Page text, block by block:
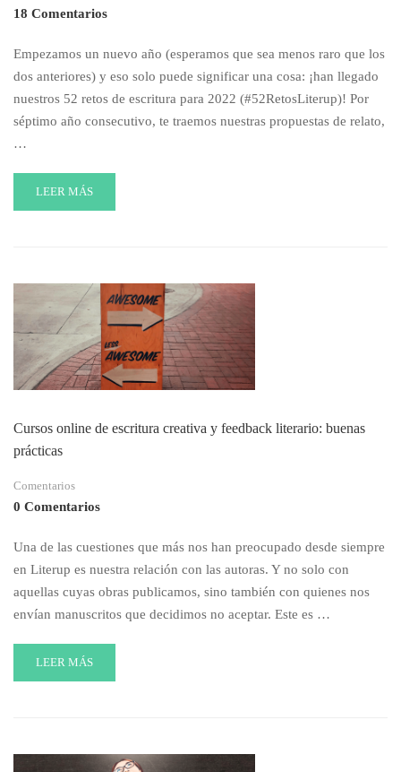
18 Comentarios
Empezamos un nuevo año (esperamos que sea menos raro que los
dos anteriores) y eso solo puede significar una cosa: ¡han llegado
nuestros 52 retos de escritura para 2022 (#52RetosLiterup)! Por
séptimo año consecutivo, te traemos nuestras propuestas de relato,
…
READ
MORE
ESCRITURA
PARA
2022
LEER MÁS
Cursos online de escritura creativa y feedback literario: buenas
prácticas
Comentarios
0 Comentarios
Una de las cuestiones que más nos han preocupado desde siempre
en Literup es nuestra relación con las autoras. Y no solo con
aquellas cuyas obras publicamos, sino también con quienes nos
envían manuscritos que decidimos no aceptar. Este es …
READ
MORE
LEER MÁS